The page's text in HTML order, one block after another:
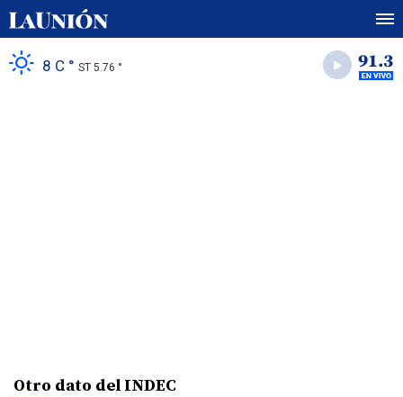
8 C ° ST 5.76 °
Otro dato del INDEC